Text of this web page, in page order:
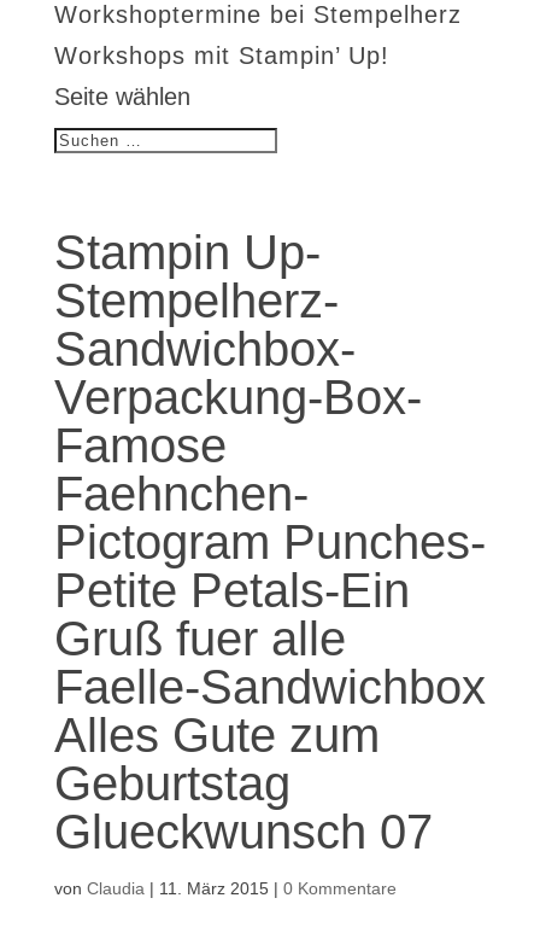
Workshoptermine bei Stempelherz
Workshops mit Stampin’ Up!
Seite wählen
Stampin Up-
Stempelherz-
Sandwichbox-
Verpackung-Box-
Famose
Faehnchen-
Pictogram Punches-
Petite Petals-Ein
Gruß fuer alle
Faelle-Sandwichbox
Alles Gute zum
Geburtstag
Glueckwunsch 07
von Claudia | 11. März 2015| 0 Kommentare